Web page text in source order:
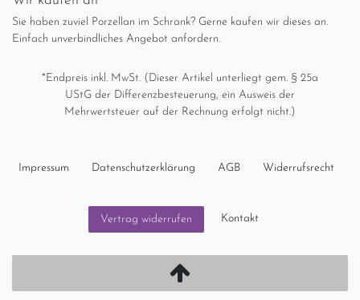
Sie haben zuviel Porzellan im Schrank? Gerne kaufen wir dieses an.
Einfach unverbindliches Angebot anfordern.
*Endpreis inkl. MwSt. (Dieser Artikel unterliegt gem. § 25a
UStG der Differenzbesteuerung, ein Ausweis der
Mehrwertsteuer auf der Rechnung erfolgt nicht.)
Impressum Daten­schutz­erklärung AGB Widerrufs­recht
Vertrag widerrufen Kontakt